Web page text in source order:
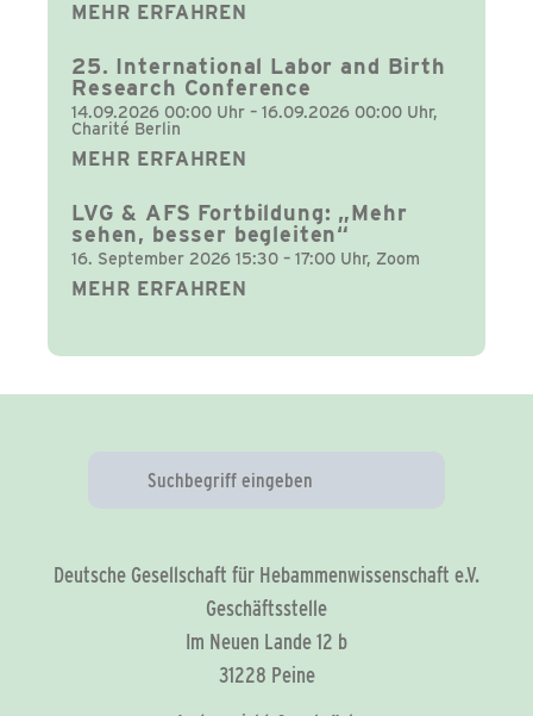
MEHR ERFAHREN
25. International Labor and Birth
Research Conference
14.09.2026 00:00 Uhr – 16.09.2026 00:00 Uhr,
Charité Berlin
MEHR ERFAHREN
LVG & AFS Fortbildung: „Mehr
sehen, besser begleiten“
16. September 2026 15:30 – 17:00 Uhr, Zoom
MEHR ERFAHREN
Deutsche Gesellschaft für Hebammenwissenschaft e.V.
Geschäftsstelle
Im Neuen Lande 12 b
31228 Peine